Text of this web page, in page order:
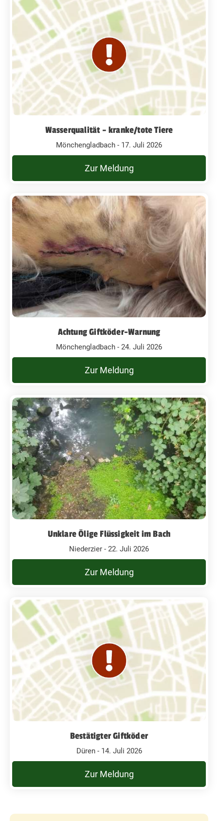
Wasserqualität – kranke/tote Tiere
Mönchengladbach - 17. Juli 2026
Zur Meldung
Achtung Giftköder-Warnung
Mönchengladbach - 24. Juli 2026
Zur Meldung
Unklare Ölige Flüssigkeit im Bach
Niederzier - 22. Juli 2026
Zur Meldung
Bestätigter Giftköder
Düren - 14. Juli 2026
Zur Meldung